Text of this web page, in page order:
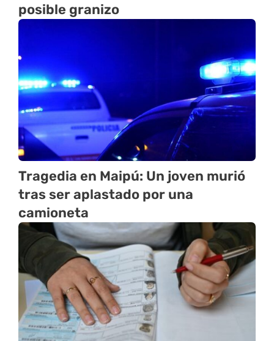
posible granizo
Tragedia en Maipú: Un joven murió
tras ser aplastado por una
camioneta